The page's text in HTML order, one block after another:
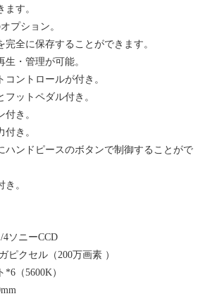
ます 。
プション。
完全に保存することができます。
生・管理が可能。
コントロールが付き 。
フットペダル付き。
付き 。
付き 。
ハンドピースのボタンで制御することがで
き。
4ソニーCCD
ピクセル（200万画素 ）
*6 （5600K）